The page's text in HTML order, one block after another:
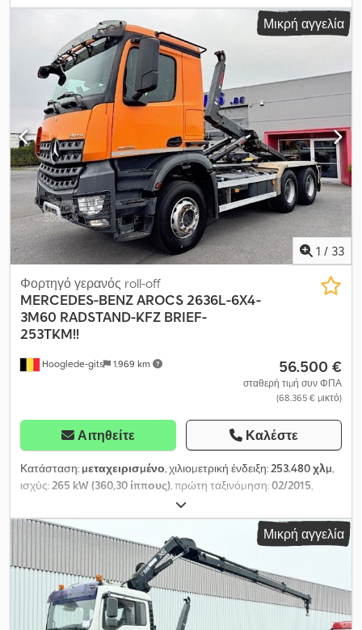
Οπτική κατάσταση: πολύ καλή ΦΠΑ/Φορολόγηση διαφοράς:
Εκπιπτόμενος ΦΠΑ Γερανός ανύψωσης με κάδο + HIAB 244-8
HIAB 244-E8 8 φορές υδραυλικά εκτεινόμενος Τηλεχειριστήριο
Υδραυλικό βαρούλκο Μέγιστη φέρουσα ικανότητα: 8100 kg
Μέγιστο ύψος εργασίας: 23 m Μέγιστη φέρουσα ικανότητα στα
20,9 m: 480 kg Credpfx Aozcxbdsqwof Βάση στήριξης Roider
Διαστάσεις κάτω: 470 cm πλάτος x 247 cm Αφαιρούμενα πλαϊνά
από αλουμίνιο Συνολικό μήκος συμπεριλαμβανομένου του
γερανού: 635 cm
Μικρή αγγελία
1 / 33
Hooglede-gits 1.969 km
Φορτηγό γερανός roll-off
MERCEDES-BENZAROCS 2636L-6X4-
3M60 RADSTAND-KFZ BRIEF-
253TKM!!
56.500 €
σταθερή τιμή συν ΦΠΑ
(68.365 € μικτό)
Αιτηθείτε Καλέστε
Κατάσταση: μεταχειρισμένο, χιλιομετρική ένδειξη:253.480 χλμ,
ισχύς:265 kW (360,30 ίππους), πρώτη ταξινόμηση:02/2015,
, συνολικό βάρος:
αξόνων:3 άξονες, χρώμα:πορτοκαλί, τύπος μετάδοσης:
αυτόματο, κατηγορία εκπομπών:Euro 6 , Εξοπλισμός:ABS,
ηλεκτρονικό πρόγραμμα ευστάθειας (ESP), κλιματισμός
AROCS – ΓΕΡΜΑΝΙΚΟ ΠΙΣΤΟΠΟΙΗΤΙΚΟ ΟΧΗΜΑΤΟΣ, 6X4,
ΠΝΕΥΜΑΤΙΚΗ ΑΝΑΡΤΗΣΗ ΣΤΟΥΣ ΠΙΣΩ ΑΞΟΝΕΣ,
ΑΝΤΙΑΝΗΛΙΑΚΟ, ΦΩΤΑ ΠΕΡΙΜΕΤΡΙΚΗΣ ΣΗΜΑΝΣΗΣ,
ΜΕΤΑΞΟΝΙΟΣ ΑΠΟΣΤΑΣΗ 3,60 Μ., ΗΛΕΚΤΡΙΚΑ ΠΑΡΑΘΥΡΑ/
Μικρή αγγελία